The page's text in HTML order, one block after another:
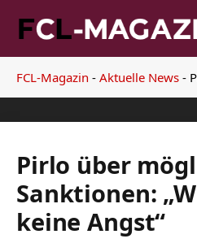
FCL-Magazin - Aktuelle News -
Pirlo über
Sanktionen:
keine Angst“